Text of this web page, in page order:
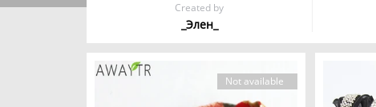
Created by
_Элен_
Not available